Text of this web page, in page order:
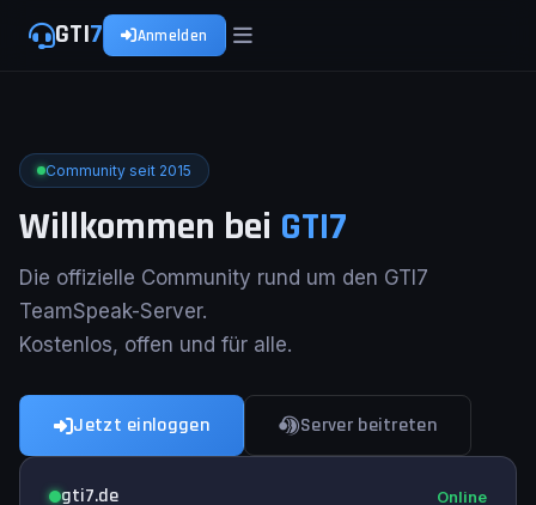
GTI7 Anmelden
Community seit 2015
Willkommen bei GTI7
Die offizielle Community rund um den GTI7
TeamSpeak-Server.
Kostenlos, offen und für alle.
Jetzt einloggen Server beitreten
gti7.de Online